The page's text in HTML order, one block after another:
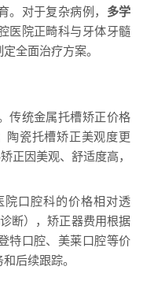
。对于复杂病例， 多学
医院正畸科与牙体牙髓
全面治疗方案。
传统金属托槽矫正价格
陶瓷托槽矫正美观度更
正因美观、舒适度高，
口腔科的价格相对透
断），矫正器费用根据
特口腔、美莱口腔等价
后续跟踪。